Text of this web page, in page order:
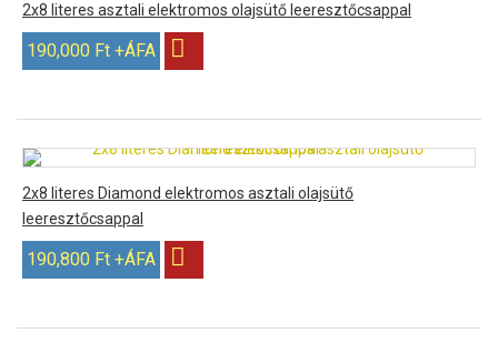
2x8 literes asztali elektromos olajsütő leeresztőcsappal
190,000 Ft +ÁFA
2x8 literes Diamond elektromos asztali olajsütő
leeresztőcsappal
190,800 Ft +ÁFA